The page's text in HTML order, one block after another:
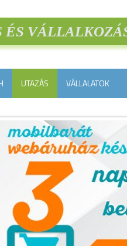
ÉS
UTAZÁS VÁLLALATOK